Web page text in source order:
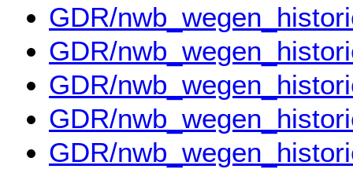
GDR/
GDR/
GDR/
GDR/
GDR/